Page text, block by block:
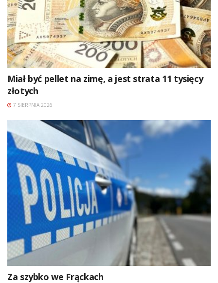
Miał być pellet na zimę, a jest strata 11 tysięcy
złotych
7 SIERPNIA 2026
Za szybko we Frąckach